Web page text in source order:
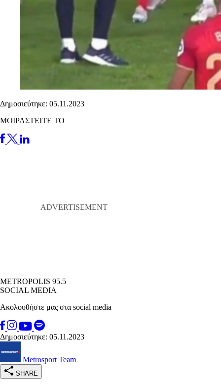
Δημοσιεύτηκε: 05.11.2023
ΜΟΙΡΑΣΤΕΙΤΕ ΤΟ
METROPOLIS 95.5
SOCIAL MEDIA
Ακολουθήστε μας στα social media
Δημοσιεύτηκε: 05.11.2023
Metrosport Team
SHARE